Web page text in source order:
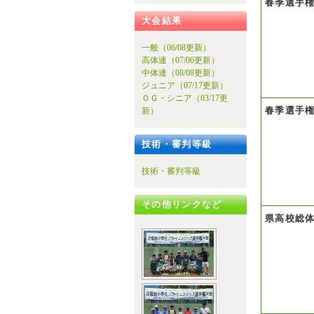
大会結果
一般（06/08更新）
高体連（07/06更新）
中体連（08/08更新）
ジュニア（07/17更新）
ＯＧ・シニア（03/17更
新）
技術・審判等級
技術・審判等級
その他リンクなど
春季選手
春季選手
県高校総